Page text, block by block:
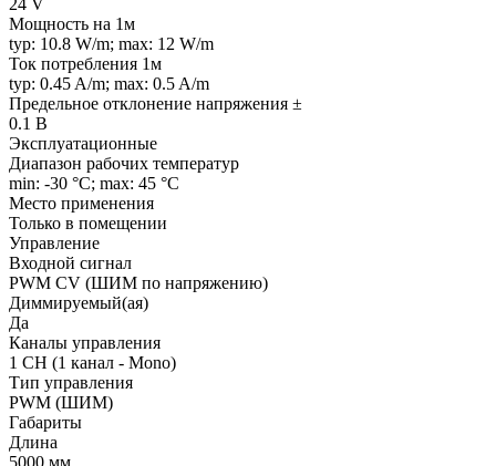
Мощность на 1м
typ: 10.8 W/m; max: 12 W/m
Ток потребления 1м
typ: 0.45 A/m; max: 0.5 A/m
Предельное отклонение напряжения ±
0.1 В
Эксплуатационные
Диапазон рабочих температур
min: -30 °C; max: 45 °C
Место применения
Только в помещении
Управление
Входной сигнал
PWM СV (ШИМ по напряжению)
Диммируемый(ая)
Да
Каналы управления
1 CH (1 канал - Mono)
Тип управления
PWM (ШИМ)
Габариты
Длина
5000 мм